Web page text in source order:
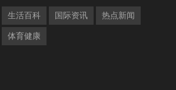
生活百科 国际资讯 热点新闻
体育健康